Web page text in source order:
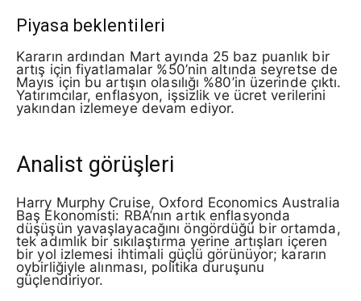
Piyasa beklentileri
Kararın ardından Mart ayında 25 baz puanlık bir
artış için fiyatlamalar %50’nin altında seyretse de
Mayıs için bu artışın olasılığı %80’in üzerinde çıktı.
Yatırımcılar, enflasyon, işsizlik ve ücret verilerini
yakından izlemeye devam ediyor.
Analist görüşleri
Harry Murphy Cruise, Oxford Economics Australia
Baş Ekonomisti: RBA’nın artık enflasyonda
düşüşün yavaşlayacağını öngördüğü bir ortamda,
tek adımlık bir sıkılaştırma yerine artışları içeren
bir yol izlemesi ihtimali güçlü görünüyor; kararın
oybirliğiyle alınması, politika duruşunu
güçlendiriyor.